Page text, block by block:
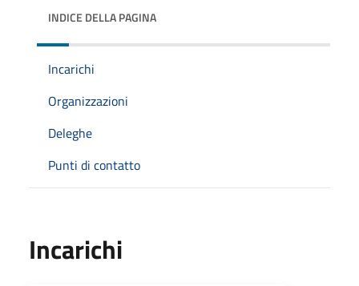
INDICE DELLA PAGINA
Incarichi
Organizzazioni
Deleghe
Punti di contatto
Incarichi